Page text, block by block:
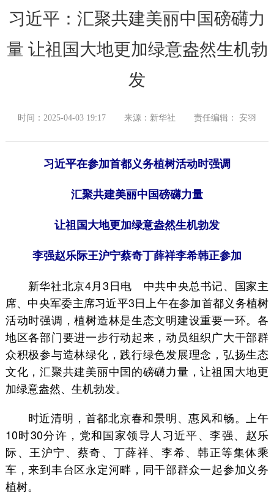
习近平：汇聚共建美丽中国磅礴力
量 让祖国大地更加绿意盎然生机勃
发
时间：2025-04-03 19:17 来源：新华社 责任编辑： 安羽
习近平在参加首都义务植树活动时强调
汇聚共建美丽中国磅礴力量
让祖国大地更加绿意盎然生机勃发
李强赵乐际王沪宁蔡奇丁薛祥李希韩正参加
新华社北京4月3日电 中共中央总书记、国家主
席、中央军委主席习近平3日上午在参加首都义务植树
活动时强调，植树造林是生态文明建设重要一环。各
地区各部门要进一步行动起来，动员组织广大干部群
众积极参与造林绿化，践行绿色发展理念，弘扬生态
文化，汇聚共建美丽中国的磅礴力量，让祖国大地更
加绿意盎然、生机勃发。
时近清明，首都北京春和景明、惠风和畅。上午
10时30分许，党和国家领导人习近平、李强、赵乐
际、王沪宁、蔡奇、丁薛祥、李希、韩正等集体乘
车，来到丰台区永定河畔，同干部群众一起参加义务
植树。